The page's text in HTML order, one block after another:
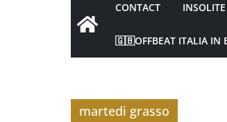
CONTACT
🇬🇧OFFBEAT ITALIA IN
martedi grasso